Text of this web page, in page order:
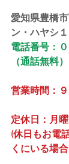
愛知県豊橋
ン・ハヤシ
電話番号：
（通話無料）
営業時間：
定休日：月
(休日もお電
くにいる場